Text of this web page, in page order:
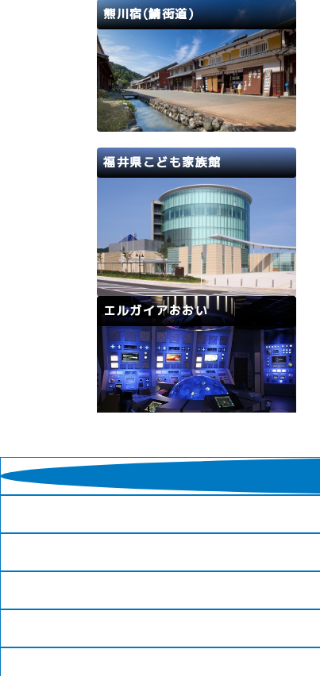
と、さまざまな奇岩や若狭湾などの
眺望が楽しめる展望台があります。
青葉山に沈む美しい夕日は夕…
熊川宿(鯖街道)
熊川の宿は、若狭から京都を結ぶ重
要な宿場で、特に天正17年以来発
展を続けました。奉行所・番所・お
蔵屋敷の跡が残り、情緒あふれる街
れています。豊臣時代から藩政末期
におよぶ古文書・御用日記なども保
存されています。熊川宿は、…
若狭路 若狭町
福井県こども家族館
ものづくりやクッキングが体験でき
る工房ゾーン、屋内最大級高さ16m
のクライミングウォールや、大型帆
船での冒険や日本最大級のボールプ
ールが楽しめるあそび探検ゾーン、
乳幼児連れの親子が安心して遊びく
つろげる遊具、おもちゃや絵本など
がある交流ゾーン、子ども…
おおい町
エルガイアおおい
「遊び、学び、発見！ エネルギー
の未来と地球の未来」世界最大級の
バーチャル映像シアターや、松本零
介するパネル展示。3ゾーンを通じ
て、楽しみながら学び、考え、発見
できるミュージアムです。
若狭路 おおい町